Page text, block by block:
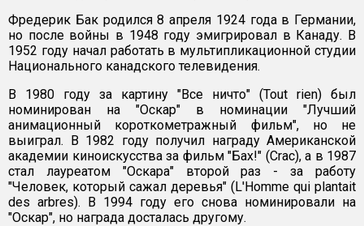
Фредерик Бак родился 8 апреля 1924 года в Германии,
но после войны в 1948 году эмигрировал в Канаду. В
1952 году начал работать в мультипликационной студии
Национального канадского телевидения.
В 1980 году за картину "Все ничто" (Tout rien) был
номинирован на "Оскар" в номинации "Лучший
анимационный короткометражный фильм", но не
выиграл. В 1982 году получил награду Американской
академии киноискусства за фильм "Бах!" (Crac), а в 1987
стал лауреатом "Оскара" второй раз - за работу
"Человек, который сажал деревья" (L'Homme qui plantait
des arbres). В 1994 году его снова номинировали на
"Оскар", но награда досталась другому.